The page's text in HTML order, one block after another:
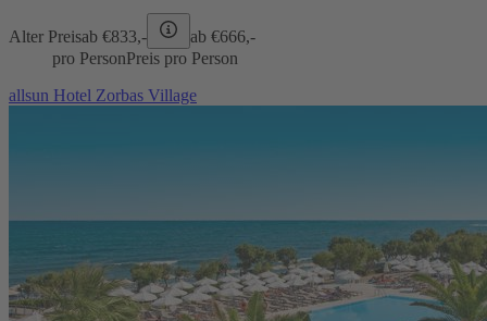
Alter Preisab €833,- ab €666,-
pro PersonPreis pro Person
allsun Hotel Zorbas Village